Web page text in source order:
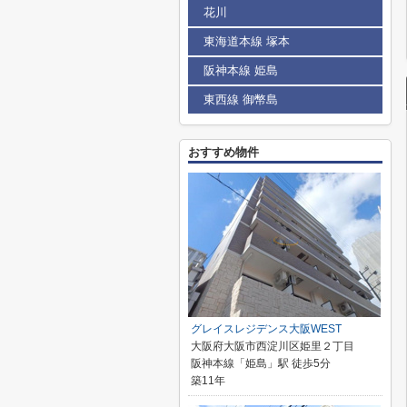
花川
東海道本線 塚本
阪神本線 姫島
東西線 御幣島
おすすめ物件
グレイスレジデンス大阪WEST
大阪府大阪市西淀川区姫里２丁目
阪神本線「姫島」駅 徒歩5分
築11年